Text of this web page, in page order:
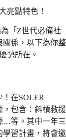
亮點特色！
「Z世代必備社
關係，以下為你整
勢所在。
在SOLER
。包含：斜槓救援
…等。其中一年三
學習計畫，將會邀